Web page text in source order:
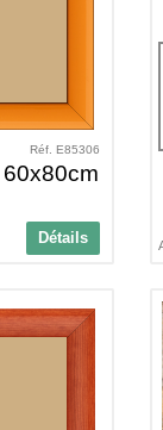
Réf. E85306
Détails